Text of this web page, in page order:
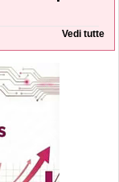
Vedi tutte